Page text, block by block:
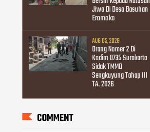
Jiwa Di Desa Basuhan
Eromoko
AUG 05, 2026
Orang Nomer 2 Di
Kodim 0735 Surakarta
Sidak TMMD
Sengkuyung Tahap III
TA. 2026
COMMENT